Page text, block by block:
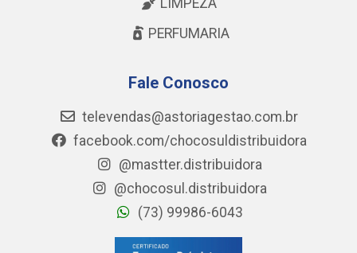
LIMPEZA
PERFUMARIA
Fale Conosco
televendas@astoriagestao.com.br
facebook.com/chocosuldistribuidora
@mastter.distribuidora
@chocosul.distribuidora
(73) 99986-6043